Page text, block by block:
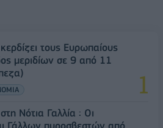
τους Ευρωπαίους
μεριδίων σε 9 από 11
Νότια Γαλλία : Οι
Γάλλων πυροσβεστών από